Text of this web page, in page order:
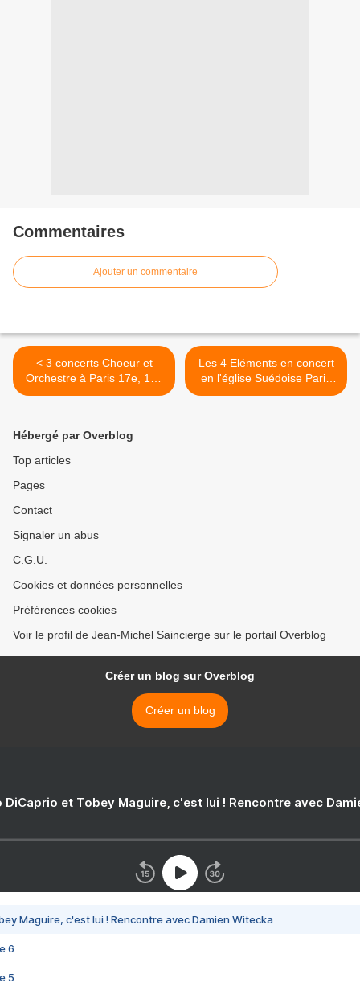
Commentaires
Ajouter un commentaire
< 3 concerts Choeur et
Orchestre à Paris 17e, 18e
et 19e
Les 4 Eléments en concert
en l'église Suédoise Paris
17e >
Hébergé par Overblog
Top articles
Pages
Contact
Signaler un abus
C.G.U.
Cookies et données personnelles
Préférences cookies
Voir le profil de Jean-Michel Saincierge sur le portail Overblog
Créer un blog sur Overblog
Créer un blog
DiCaprio et Tobey Maguire, c'est lui ! Rencontre avec
Maguire, c'est lui ! Rencontre avec Damien Witecka
6
5